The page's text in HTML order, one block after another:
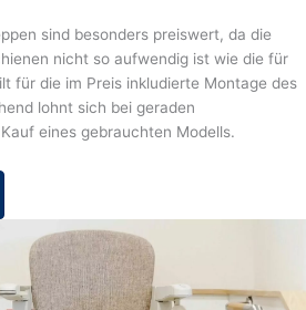
sind besonders preiswert, da die
nicht so aufwendig ist wie die für
für die im Preis inkludierte Montage des
lohnt sich bei geraden
eines gebrauchten Modells.